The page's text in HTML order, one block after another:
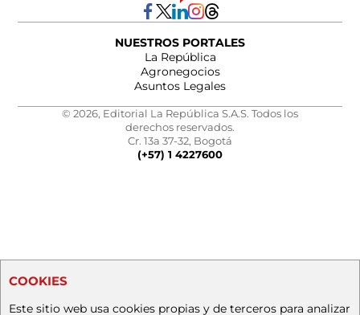
NUESTROS PORTALES
La República
Agronegocios
Asuntos Legales
© 2026, Editorial La República S.A.S. Todos los
derechos reservados.
Cr. 13a 37-32, Bogotá
(+57) 1 4227600
COOKIES
Este sitio web usa cookies propias y de terceros para analizar